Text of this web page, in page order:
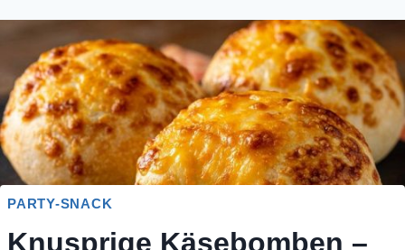
PARTY-SNACK
Knusprige Käsebomben –